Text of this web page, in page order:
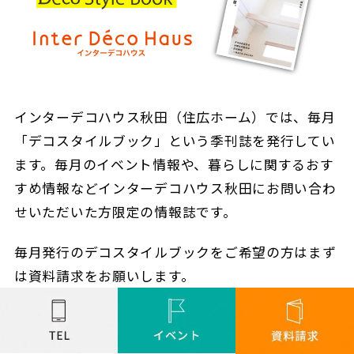
インターデコハウス秋田（住広ホーム）では、毎月
「デコスタイルブック」という季刊誌を発行してい
ます。毎月のイベント情報や、暮らしに関するおす
すめ情報などインターデコハウス秋田にお問い合わ
せいただいた方限定の情報誌です。
毎月発行のデコスタイルブックをご希望の方はまず
は資料請求をお願いします。
＞＞デコスタイルブックをご希望の方はこちら